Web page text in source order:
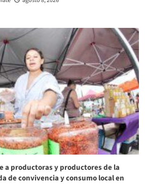
a productoras y productores de la
de convivencia y consumo local en